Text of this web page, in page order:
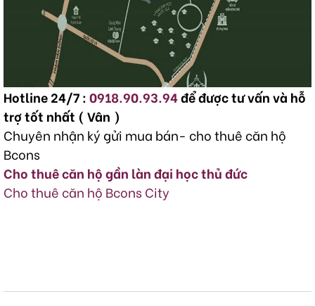
Hotline 24/7 :0918.90.93.94để được tư vấn và hỗ
trợ tốt nhất ( Vân )
Chuyên nhận ký gửi mua bán- cho thuê căn hộ
Bcons
Cho thuê căn hộ gần làn đại học thủ đức
Cho thuê căn hộ Bcons City